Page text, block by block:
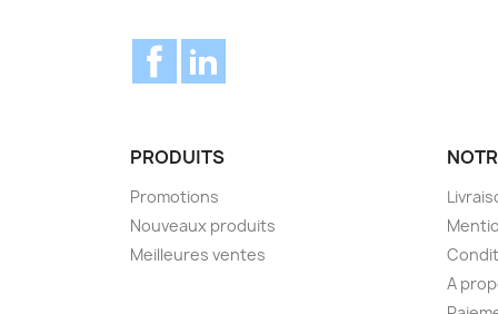
Facebook
PRODUITS
Promotions
Nouveaux produits
Meilleures ventes
A